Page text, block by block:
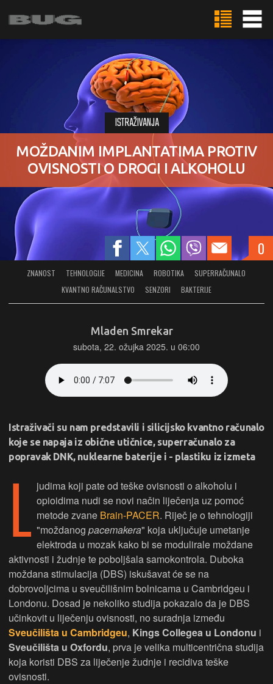
ISTRAŽIVANJA
MOŽDANIM IMPLANTATIMA PROTIV
OVISNOSTI O DROGI I ALKOHOLU
0
ZNANOST TEHNOLOGIJE MEDICINA ROBOTIKA
SUPERRAČUNALO
KVANTNO RAČUNALSTVO
SENZORI BAKTERIJE
Mladen Smrekar
subota, 22. ožujka 2025. u 06:00
Istraživači su nam predstavili i silicijsko kvantno računalo
koje se napaja iz obične utičnice, superračunalo za
popravak DNK, nuklearne baterije i - plastiku iz izmeta
L judima koji pate od teške ovisnosti o alkoholu i
opioidima nudi se novi način liječenja uz pomoć
metode zvane Brain-PACER. Riječ je o tehnologiji
"moždanog pacemakera" koja uključuje umetanje
elektroda u mozak kako bi se modulirale moždane
aktivnosti i žudnje te poboljšala samokontrola. Duboka
moždana stimulacija (DBS) iskušavat će se na
dobrovoljcima u sveučilišnim bolnicama u Cambridgeu i
Londonu. Dosad je nekoliko studija pokazalo da je DBS
učinkovit u liječenju ovisnosti, no suradnja između
Sveučilišta u Cambridgeu, Kings Collegea u Londonu i
Sveučilišta u Oxfordu, prva je velika multicentrična studija
koja koristi DBS za liječenje žudnje i recidiva teške
ovisnosti.